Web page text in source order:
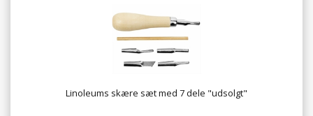
Linoleums skære sæt med 7 dele "udsolgt"